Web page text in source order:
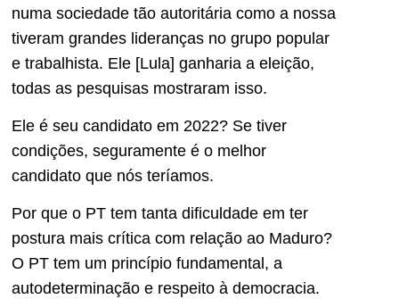
numa sociedade tão autoritária como a nossa
tiveram grandes lideranças no grupo popular
e trabalhista. Ele [Lula] ganharia a eleição,
todas as pesquisas mostraram isso.
Ele é seu candidato em 2022? Se tiver
condições, seguramente é o melhor
candidato que nós teríamos.
Por que o PT tem tanta dificuldade em ter
postura mais crítica com relação ao Maduro?
O PT tem um princípio fundamental, a
autodeterminação e respeito à democracia.